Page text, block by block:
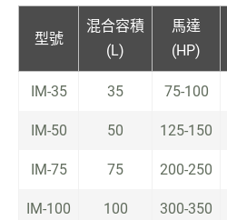
型號
混合容積
(L)
馬達
(HP)
IM-35 35 75-100
IM-50 50 125-150
IM-75 75 200-250
IM-100 100 300-350